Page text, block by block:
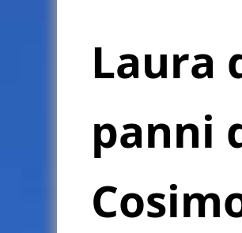
Laura
panni